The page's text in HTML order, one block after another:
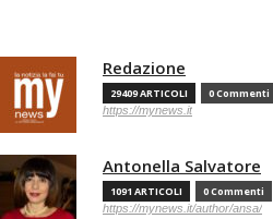
Redazione
29409 ARTICOLI 0 Commenti
https://mynews.it
Antonella Salvatore
1091 ARTICOLI 0 Commenti
https://mynews.it/author/ansa/